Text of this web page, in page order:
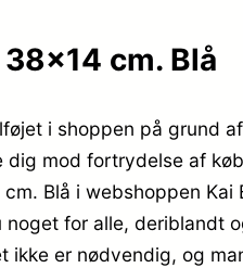
cm. Blå
i shoppen på grund
mod fortrydelse af
Blå i webshoppen
for alle,
er nødvendig, og